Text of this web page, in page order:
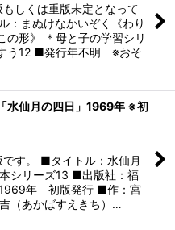
しくは重版未定となって
：まぬけなかいぞく《わり
の形》 ＊母と子の学習シリ
う12 ■発行年不明 ※おそ
水仙月の四日」1969年 ※初
す。 ■タイトル：水仙月
シリーズ13 ■出版社：福
年 初版発行 ■作：宮
（あかばすえきち）…